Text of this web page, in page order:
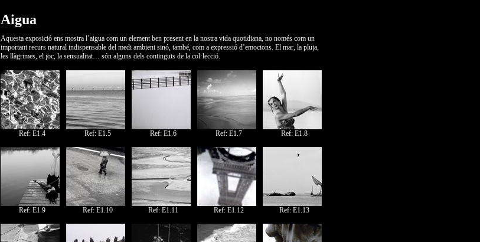
Aigua
Aquesta exposició ens mostra l’aigua com un element ben present en la nostra vida quotidiana, no només com un
important recurs natural indispensable del medi ambient sinó, també, com a expressió d’emocions. El mar, la pluja,
les llàgrimes, el joc, la sensualitat… són alguns dels continguts de la col·lecció.
Ref: E1.4 Ref: E1.5 Ref: E1.6 Ref: E1.7 Ref: E1.8
Ref: E1.9 Ref: E1.10 Ref: E1.11 Ref: E1.12 Ref: E1.13